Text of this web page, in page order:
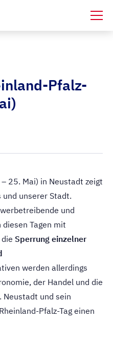
Pfalz-
25. Mai) in Neustadt zeigt
und unserer Stadt.
und
Tagen mit
Sperrung einzelner
werden allerdings
der Handel und die
und sein
Pfalz-Tag einen